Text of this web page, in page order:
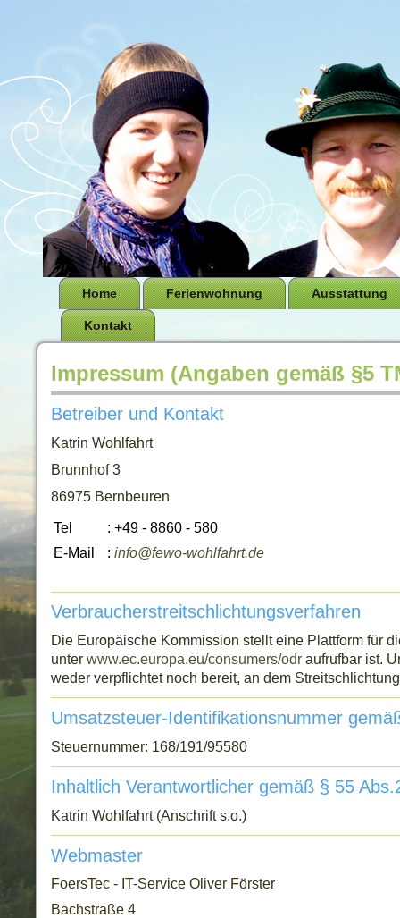
Home Ferienwohnung Ausstattung
Kontakt
Impressum (Angaben gemäß §5
Betreiber und Kontakt
Katrin Wohlfahrt
Brunnhof 3
86975 Bernbeuren
Tel
: +49 - 8860 - 580
E-Mail
: info@fewo-wohlfahrt.de
Verbraucherstreitschlichtungsverfahren
Die Europäische Kommission stellt eine Plattform für
unter www.ec.europa.eu/consumers/odr aufrufbar ist.
weder verpflichtet noch bereit, an dem
Umsatzsteuer-Identifikationsnummer
Steuernummer: 168/191/95580
Inhaltlich Verantwortlicher gemäß § 55
Katrin Wohlfahrt (Anschrift s.o.)
Webmaster
FoersTec - IT-Service Oliver Förster
Bachstraße 4